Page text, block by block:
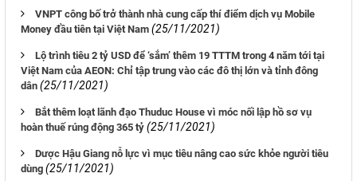
VNPT công bố trở thành nhà cung cấp thí điểm dịch vụ Mobile
Money đầu tiên tại Việt Nam (25/11/2021)
Lộ trình tiêu 2 tỷ USD để ‘sắm’ thêm 19 TTTM trong 4 năm tới tại
Việt Nam của AEON: Chỉ tập trung vào các đô thị lớn và tỉnh đông
dân (25/11/2021)
Bắt thêm loạt lãnh đạo Thuduc House vì móc nối lập hồ sơ vụ
hoàn thuế rúng động 365 tỷ (25/11/2021)
Dược Hậu Giang nỗ lực vì mục tiêu nâng cao sức khỏe người tiêu
dùng (25/11/2021)